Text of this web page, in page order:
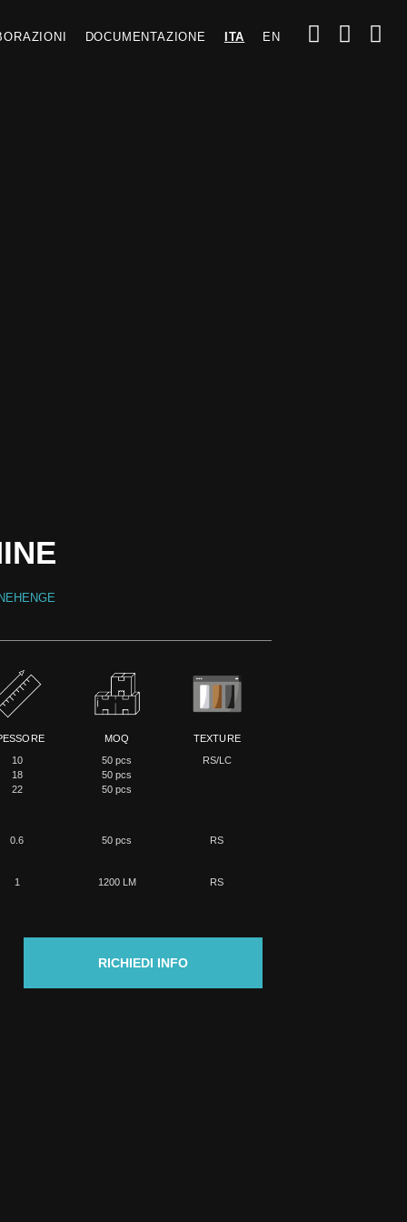
DOCUMENTAZIONE ITA EN
10
18
22
MOQ
50 pcs
50 pcs
50 pcs
TEXTURE
RS/LC
0.6 50 pcs RS
1 1200 LM RS
RICHIEDI INFO